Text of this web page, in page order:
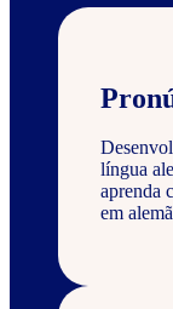
língua
aprenda
em